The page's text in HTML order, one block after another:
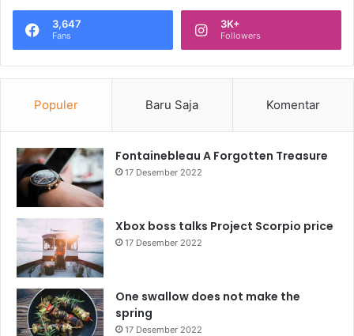
3,647
Fans
3K+
Followers
Populer Baru Saja Komentar
Fontainebleau A Forgotten Treasure
17 Desember 2022
Xbox boss talks Project Scorpio price
17 Desember 2022
One swallow does not make the
spring
17 Desember 2022